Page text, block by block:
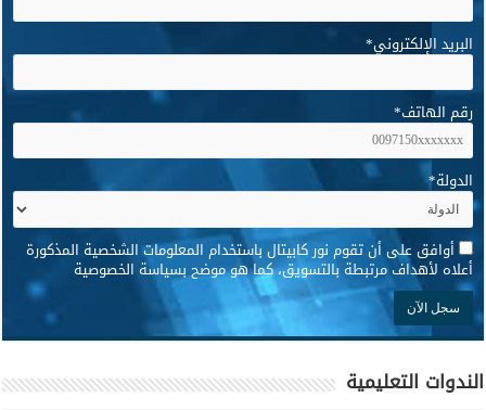
البريد الإلكتروني*
رقم الهاتف*
الدولة*
* أوافق على أن تقوم نور كابيتال باستخدام المعلومات الشخصية المذكورة
أعلاه لأهداف مرتبطة بالتسويق، كما هو موضح بسياسة الخصوصية
الندوات التعليمية